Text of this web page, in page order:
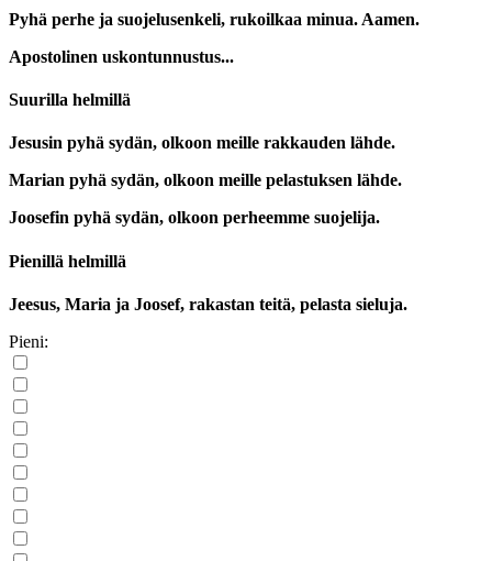
Pyhä perhe ja suojelusenkeli, rukoilkaa minua. Aamen.
Apostolinen uskontunnustus...
Suurilla helmillä
Jesusin pyhä sydän, olkoon meille rakkauden lähde.
Marian pyhä sydän, olkoon meille pelastuksen lähde.
Joosefin pyhä sydän, olkoon perheemme suojelija.
Pienillä helmillä
Jeesus, Maria ja Joosef, rakastan teitä, pelasta sieluja.
Pieni: